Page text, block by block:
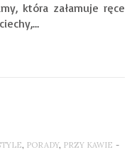
która załamuje ręce
, PORADY, PRZY KAWIE -